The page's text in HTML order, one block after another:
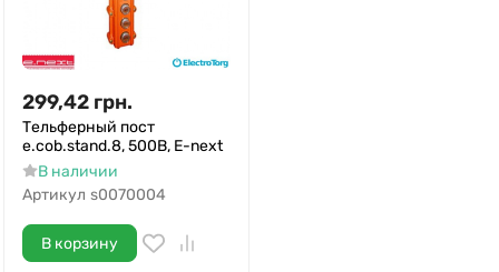
299,42 грн.
Тельферный пост
e.cob.stand.8, 500В, E-next
В наличии
Артикул s0070004
В корзину